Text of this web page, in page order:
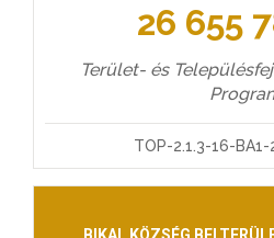
26 655
Terület- és
TOP-2.1.3-16-